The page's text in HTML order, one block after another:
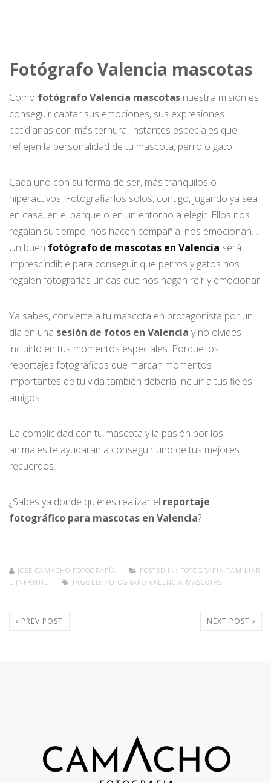
Fotógrafo Valencia mascotas
Como fotógrafo Valencia mascotas nuestra misión es
conseguir captar sus emociones, sus expresiones
cotidianas con más ternura, instantes especiales que
reflejen la personalidad de tu mascota, perro o gato.
Cada uno con su forma de ser, más tranquilos o
hiperactivos. Fotografiarlos solos, contigo, jugando ya sea
en casa, en el parque o en un entorno a elegir. Ellos nos
regalan su tiempo, nos hacen compañía, nos emocionan…
Un buen fotógrafo de mascotas en Valencia será
imprescindible para conseguir que perros y gatos nos
regalen fotografías únicas que nos hagan reír y emocionar.
Ya sabes, convierte a tu mascota en protagonista por un
día en una sesión de fotos en Valencia y no olvides
incluirlo en tus momentos especiales. Porque los
reportajes fotográficos que marcan momentos
importantes de tu vida también debería incluir a tus fieles
amigos.
La complicidad con tu mascota y la pasión por los
animales te ayudarán a conseguir uno de tus mejores
recuerdos.
¿Sabes ya donde quieres realizar el reportaje
fotográfico para mascotas en Valencia?
JOSE CAMACHO FOTOGRAFÍA POSTED IN: FOTOGRAFÍA FAMILIAR
E INFANTIL
TAGGED: FOTÓGRAFO VALENCIA MASCOTAS
PREV POST NEXT POST